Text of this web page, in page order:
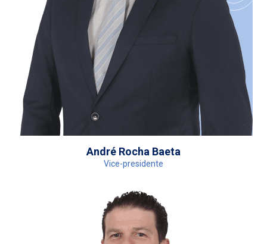
André Rocha Baeta
Vice-presidente